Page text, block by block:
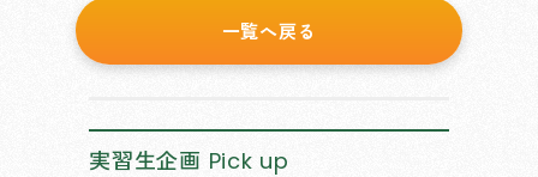
一覧へ戻る
実習生企画 Pick up